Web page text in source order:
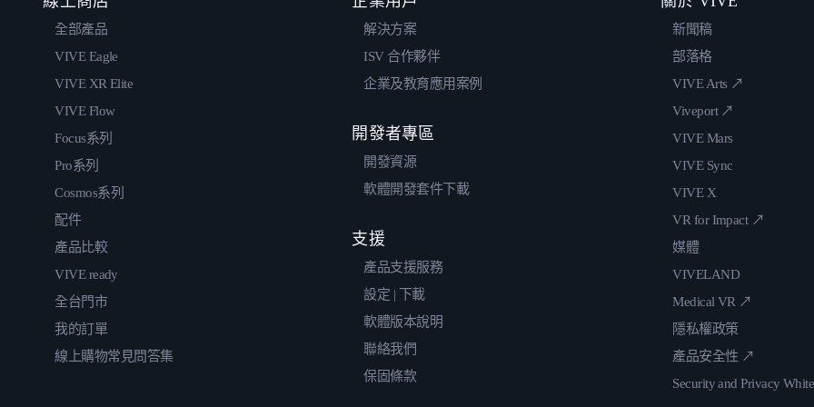
全部產品
VIVE Eagle
VIVE XR Elite
VIVE Flow
Focus系列
Pro系列
Cosmos系列
配件
產品比較
VIVE ready
全台門市
我的訂單
線上購物常見問答集
解決方案
ISV 合作夥伴
企業及教育應用案例
開發者專區
開發資源
軟體開發套件下載
支援
產品支援服務
設定 | 下載
軟體版本說明
聯絡我們
保固條款
新聞稿
部落格
VIVE Arts ↗
Viveport ↗
VIVE Mars
VIVE Sync
VIVE X
VR for Impact ↗
媒體
VIVELAND
Medical VR ↗
隱私權政策
產品安全性 ↗
Security and Privacy